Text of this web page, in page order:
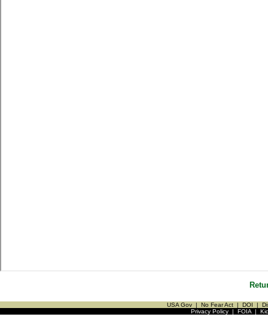
USA Gov | No Fear Act | DOI |
Privacy Policy| FOIA|